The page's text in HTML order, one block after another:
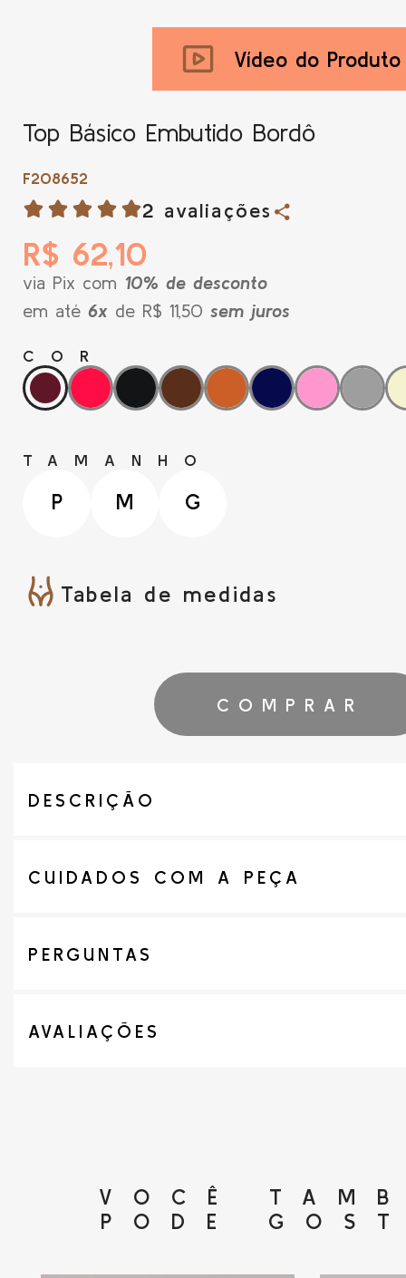
Vídeo do Produto
Top Básico Embutido Bordô
F208652
2 avaliações
R$ 62,10
via Pix com 10% de desconto
em até 6x de R$ 11,50 sem juros
COR
TAMANHO
P M G
Tabela de medidas
COMPRAR
DESCRIÇÃO
CUIDADOS COM A PEÇA
PERGUNTAS
AVALIAÇÕES
VOCÊ
PODE